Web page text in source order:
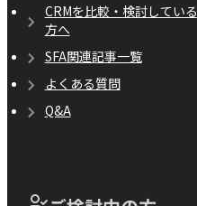
CRMを比較・検討している
方へ
SFA関連記事一覧
よくある質問
Q&A